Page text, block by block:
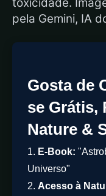
toxicidade.
pela Gemini, IA
Gosta de
se Grátis,
Nature &
1. E-Book:
Universo"
2. Acesso à